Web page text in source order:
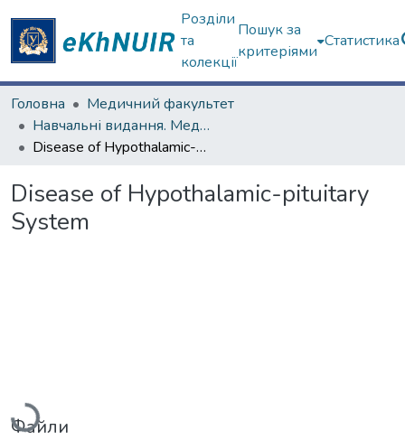
Розділи
та
колекції
Пошук за
критеріями
Статистика
Головна
Медичний факультет
Навчальні видання. Медичний факультет
Disease of Hypothalamic-pituitary System
Disease of Hypothalamic-pituitary
System
Вантажиться...
Файли